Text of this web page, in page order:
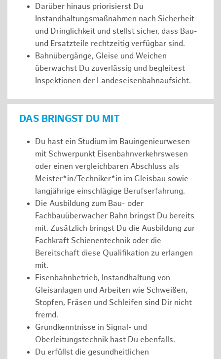
Darüber hinaus priorisierst Du
Instandhaltungsmaßnahmen nach Sicherheit
und Dringlichkeit und stellst sicher, dass Bau-
und Ersatzteile rechtzeitig verfügbar sind.
Bahnübergänge, Gleise und Weichen
überwachst Du zuverlässig und begleitest
Inspektionen der Landeseisenbahnaufsicht.
DAS BRINGST DU MIT
Du hast ein Studium im Bauingenieurwesen
mit Schwerpunkt Eisenbahnverkehrswesen
oder einen vergleichbaren Abschluss als
Meister*in/Techniker*in im Gleisbau sowie
langjährige einschlägige Berufserfahrung.
Die Ausbildung zum Bau- oder
Fachbauüberwacher Bahn bringst Du bereits
mit. Zusätzlich bringst Du die Ausbildung zur
Fachkraft Schienentechnik oder die
Bereitschaft diese Qualifikation zu erlangen
mit.
Eisenbahnbetrieb, Instandhaltung von
Gleisanlagen und Arbeiten wie Schweißen,
Stopfen, Fräsen und Schleifen sind Dir nicht
fremd.
Grundkenntnisse in Signal- und
Oberleitungstechnik hast Du ebenfalls.
Du erfüllst die gesundheitlichen